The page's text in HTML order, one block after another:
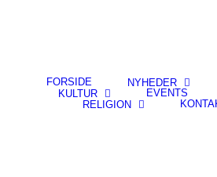
FORSIDE NYHEDER
KULTUR
EVENTS
RELIGION